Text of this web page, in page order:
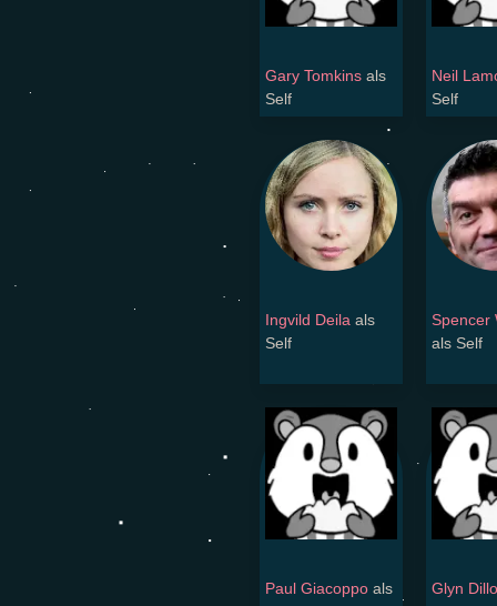
Gary Tomkins als
Self
Neil
Self
Ingvild Deila als
Self
Spencer
als Self
Paul Giacoppo als
Glyn